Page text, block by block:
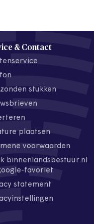
& Contact
stukken
plaatsen
voorwaarden
binnenlandsbestuur.nl
favoriet
statement